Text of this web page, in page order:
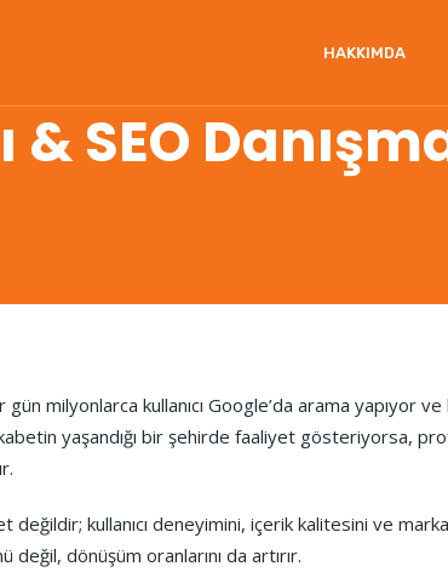
HAKKIMDA
SEO
milyonlarca kullanıcı Google’da arama yapıyor
yaşandığı bir şehirde faaliyet gösteriyorsa,
kullanıcı deneyimini, içerik kalitesini ve
dönüşüm oranlarını da artırır.